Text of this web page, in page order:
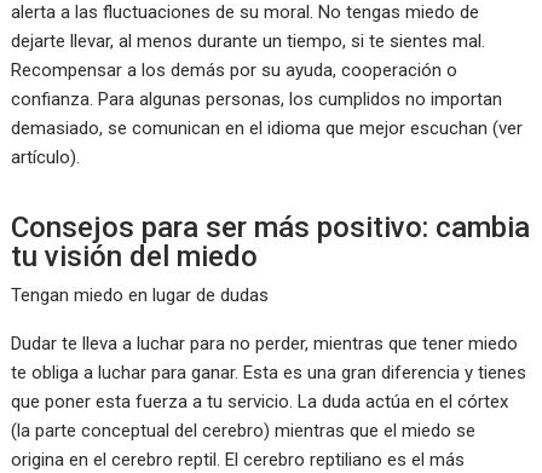
alerta a las fluctuaciones de su moral. No tengas miedo de
dejarte llevar, al menos durante un tiempo, si te sientes mal.
Recompensar a los demás por su ayuda, cooperación o
confianza. Para algunas personas, los cumplidos no importan
demasiado, se comunican en el idioma que mejor escuchan (ver
artículo).
Consejos para ser más positivo: cambia
tu visión del miedo
Tengan miedo en lugar de dudas
Dudar te lleva a luchar para no perder, mientras que tener miedo
te obliga a luchar para ganar. Esta es una gran diferencia y tienes
que poner esta fuerza a tu servicio. La duda actúa en el córtex
(la parte conceptual del cerebro) mientras que el miedo se
origina en el cerebro reptil. El cerebro reptiliano es el más